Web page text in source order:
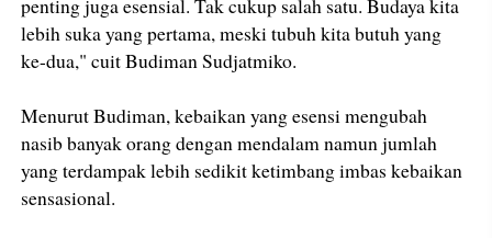
penting juga esensial. Tak cukup salah satu. Budaya kita
lebih suka yang pertama, meski tubuh kita butuh yang
ke-dua," cuit Budiman Sudjatmiko.
Menurut Budiman, kebaikan yang esensi mengubah
nasib banyak orang dengan mendalam namun jumlah
yang terdampak lebih sedikit ketimbang imbas kebaikan
sensasional.